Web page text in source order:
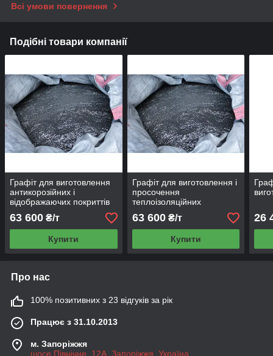
Всі умови повернення
Подібні товари компанії
Графіт для виготовлення
антикорозійних і
відображаючих покриттів
63 600 ₴/т
Купити
Графіт для виготовлення і
просочення
теплоізоляційних
матеріалів
63 600₴/т
Купити
26
Про нас
100% позитивних з 23 відгуків за рік
Працює з 31.10.2013
м. Запоріжжя
шосе Північне, 12А, Запоріжжя, Україна